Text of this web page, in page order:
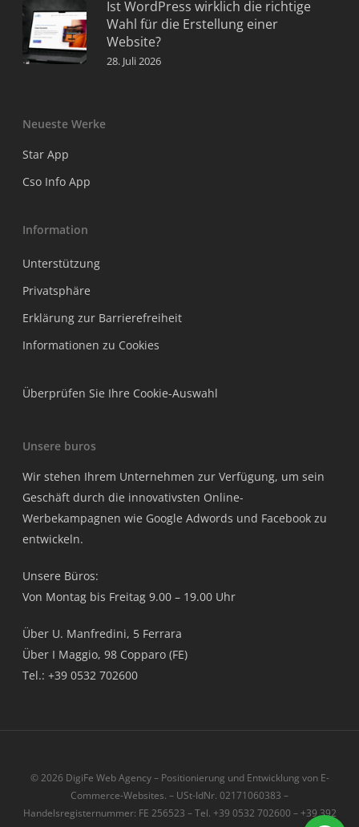
Ist WordPress wirklich die richtige
Wahl für die Erstellung einer
Website?
28. Juli 2026
Neueste Werke
Star App
Cso Info App
Information
Unterstützung
Privatsphäre
Erklärung zur Barrierefreiheit
Informationen zu Cookies
Überprüfen Sie Ihre Cookie-Auswahl
Unsere buros
Wir stehen Ihrem Unternehmen zur Verfügung, um sein
Geschäft durch die innovativsten Online-
Werbekampagnen wie Google Adwords und Facebook zu
entwickeln.
Unsere Büros:
Von Montag bis Freitag 9.00 – 19.00 Uhr
Über U. Manfredini, 5 Ferrara
Über I Maggio, 98 Copparo (FE)
Tel.: +39 0532 702600
© 2026 DigiFe Web Agency – Positionierung und Entwicklung von E-
Commerce-Websites. – USt-IdNr. 02171060383 –
Handelsregisternummer: FE 256523 – Tel. +39 0532 702600 – +39 392